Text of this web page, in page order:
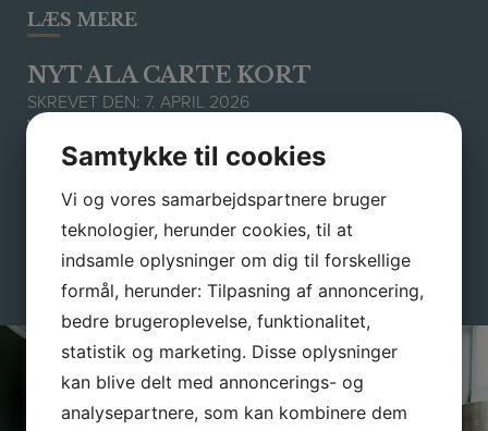
LÆS MERE
NYT ALA CARTE KORT
SKREVET DEN: 7. APRIL 2026
Vi kan endnu engang præsentere et nyt og lækkert Ala…
LÆS MERE
SE ALLE NYHEDER
Samtykke til cookies
Vi og vores samarbejdspartnere bruger
teknologier, herunder cookies, til at
indsamle oplysninger om dig til forskellige
formål, herunder: Tilpasning af annoncering,
bedre brugeroplevelse, funktionalitet,
statistik og marketing. Disse oplysninger
kan blive delt med annoncerings- og
analysepartnere, som kan kombinere dem